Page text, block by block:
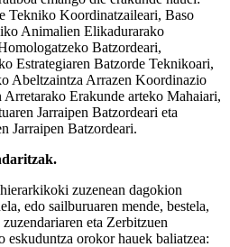
Tekniko Koordinatzaileari, Baso
Animalien Elikadurarako
Batzordeari,
Estrategiaren Batzorde Teknikoari,
Abeltzaintza Arrazen Koordinazio
Erakunde arteko Mahaiari,
Jarraipen Batzordeari eta
Jarraipen Batzordeari.
zuzenean dagokion
edo sailburuaren mende, bestela,
eta Zerbitzuen
eskuduntza orokor hauek baliatzea: